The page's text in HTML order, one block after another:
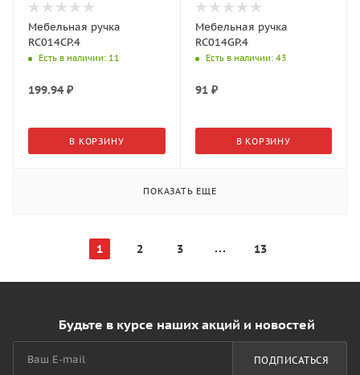
Мебельная ручка
RC014CP.4
Есть в наличии: 11
199.94₽
В КОРЗИНУ
Мебельная ручка
RC014GP.4
Есть в наличии: 43
91₽
В КОРЗИНУ
ПОКАЗАТЬ ЕЩЕ
1 2 3 13
Будьте в курсе наших акций и новостей
ПОДПИСАТЬСЯ